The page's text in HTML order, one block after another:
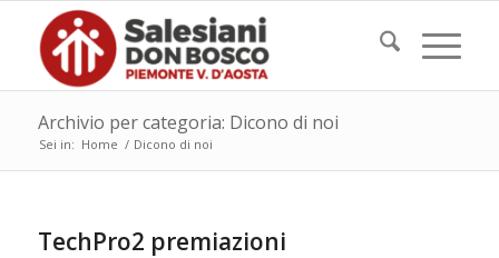
Archivio per categoria: Dicono di noi
Sei in: Home / Dicono di noi
TechPro2 premiazioni